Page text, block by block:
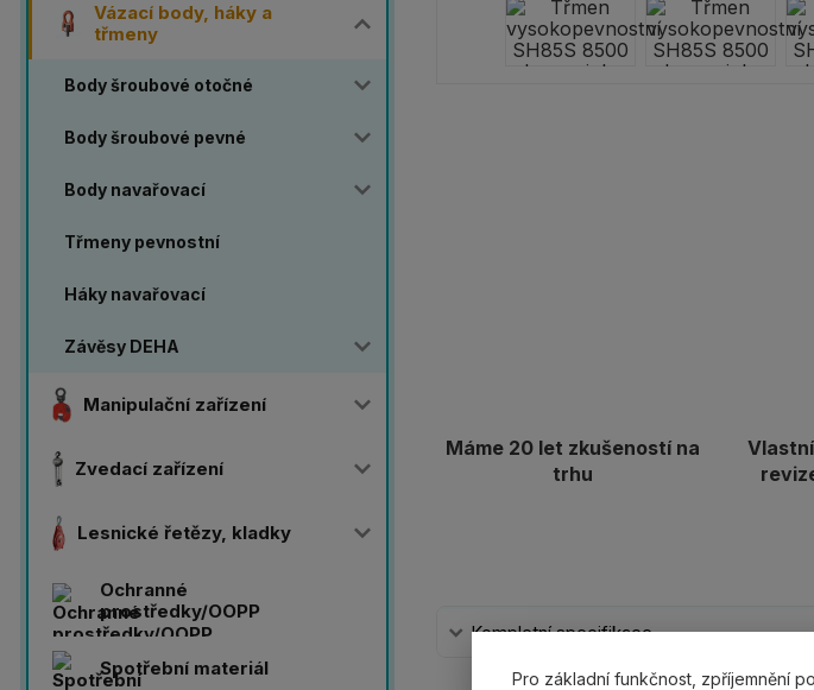
Vázací body, háky a
třmeny
Body šroubové otočné
Body šroubové pevné
Body navařovací
Třmeny pevnostní
Háky navařovací
Závěsy DEHA
Manipulační zařízení
Zvedací zařízení
Lesnické řetězy, kladky
Ochranné
prostředky/OOPP
Spotřební materiál
Máme 20 let zkušeností na
trhu
Kompletní specifikace
Pro základní funkčnost, zpříjemnění